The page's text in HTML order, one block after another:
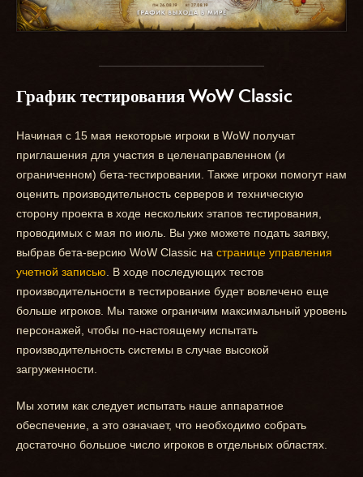
График тестирования WoW Classic
Начиная с 15 мая некоторые игроки в WoW получат
приглашения для участия в целенаправленном (и
ограниченном) бета-тестировании. Также игроки помогут нам
оценить производительность серверов и техническую
сторону проекта в ходе нескольких этапов тестирования,
проводимых с мая по июль. Вы уже можете подать заявку,
выбрав бета-версию WoW Classic на странице управления
учетной записью . В ходе последующих тестов
производительности в тестирование будет вовлечено еще
больше игроков. Мы также ограничим максимальный уровень
персонажей, чтобы по-настоящему испытать
производительность системы в случае высокой
загруженности.
Мы хотим как следует испытать наше аппаратное
обеспечение, а это означает, что необходимо собрать
достаточно большое число игроков в отдельных областях.